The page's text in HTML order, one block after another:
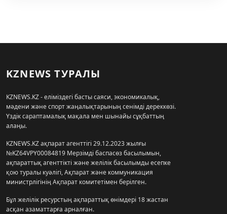
KZNEWS ТУРАЛЫ
KZNEWS.KZ - еліміздегі басты саяси, экономикалық,
мәдени және спорт жаңалықтарының сенімді дереккөзі.
Үздік сараптамалық мақала мен шынайы сұқбаттың
алаңы.
KZNEWS.KZ ақпарат агенттігі 29.12.2023 жылғы
№KZ64VPY00084819 Мерзімді баспасөз басылымын,
ақпараттық агенттікті және желілік басылымды есепке
қою туралы куәлігі, Ақпарат және коммуникация
министрлігінің Ақпарат комитетімен берілген.
Бұл желілік ресурстың ақпараттық өнімдері 18 жастан
асқан азаматтарға арналған.